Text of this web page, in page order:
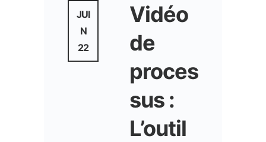
JUI
N
22
Vidéo
de
proces
sus :
L’outil